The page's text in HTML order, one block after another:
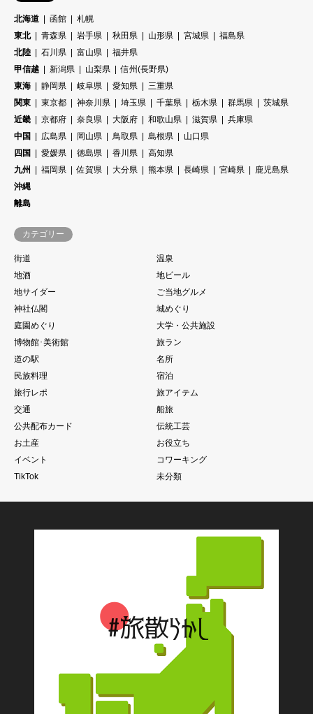
北海道 函館
札幌
東北
青森県 岩手県 秋田県 山形県 宮城県
福島県
北陸
石川県 富山県
福井県
甲信越
新潟県 山梨県
信州(長野県)
東海
静岡県 岐阜県 愛知県
三重県
関東
東京都 神奈川県 埼玉県 千葉県 栃木県 群馬県
茨城県
近畿
京都府 奈良県 大阪府 和歌山県 滋賀県
兵庫県
中国
広島県 岡山県 鳥取県 島根県
山口県
四国
愛媛県 徳島県 香川県
高知県
九州
福岡県 佐賀県 大分県 熊本県 長崎県 宮崎県
鹿児島県
沖縄
離島
カテゴリー
街道
温泉
地酒
地ビール
地サイダー
ご当地グルメ
神社仏閣
城めぐり
庭園めぐり
大学・公共施設
博物館･美術館
旅ラン
道の駅
名所
民族料理
宿泊
旅行レポ
旅アイテム
交通
船旅
公共配布カード
伝統工芸
お土産
お役立ち
イベント
コワーキング
TikTok
未分類